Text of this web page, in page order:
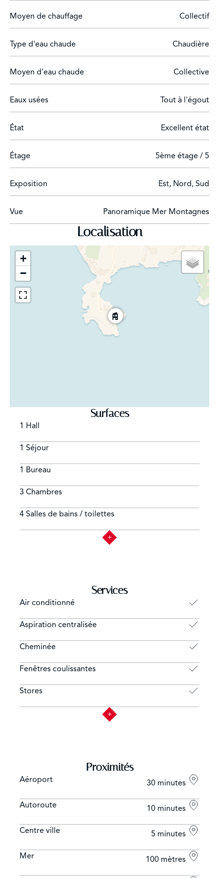
Moyen de chauffage Collectif
Type d'eau chaude Chaudière
Moyen d'eau chaude Collective
Eaux usées Tout à l'égout
État Excellent état
Étage 5ème étage / 5
Exposition Est, Nord, Sud
Vue Panoramique Mer Montagnes
Localisation
+
−
Surfaces
1 Hall
1 Séjour
1 Bureau
3 Chambres
4 Salles de bains / toilettes
Services
Air conditionné
Aspiration centralisée
Cheminée
Fenêtres coulissantes
Stores
Proximités
Aéroport 30 minutes
Autoroute 10 minutes
Centre ville 5 minutes
Mer 100 mètres